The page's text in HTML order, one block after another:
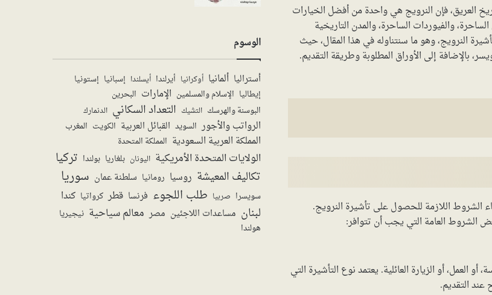
العريق، فإن النرويج هي واحدة من أفضل الخيارات
والفيوردات الساحرة، والمدن التاريخية
النرويج، وهو ما سنتناوله في هذا المقال، حيث
بالإضافة إلى الأوراق المطلوبة وطريقة التقديم.
اللازمة للحصول على تأشيرة النرويج.
العامة التي يجب أن تتوافر:
أو الزيارة العائلية. يعتمد نوع التأشيرة التي
التقديم.
الوسوم
أستراليا ألمانيا أوكرانيا أيرلندا أيسلندا إسبانيا إستونيا
إيطاليا الإسلام والمسلمين الإمارات البحرين
البوسنة والهرسك التشيك التعداد السكاني الدنمارك
الرواتب والأجور السويد القبائل العربية الكويت المغرب
المملكة العربية السعودية المملكة المتحدة
الولايات المتحدة الأمريكية اليونان بلغاريا بولندا تركيا
تكاليف المعيشة روسيا رومانيا سلطنة عمان سوريا
سويسرا صربيا طلب اللجوء فرنسا قطر كرواتيا كندا
لبنان مساعدات اللاجئين مصر معالم سياحية نيجيريا
هولندا